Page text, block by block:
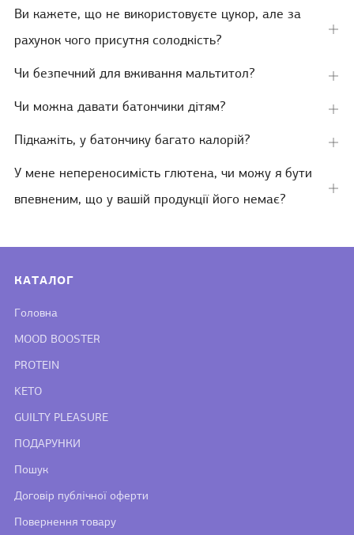
Ви кажете, що не використовуєте цукор, але за
рахунок чого присутня солодкість?
Чи безпечний для вживання мальтитол?
Чи можна давати батончики дітям?
Підкажіть, у батончику багато калорій?
У мене непереносимість глютена, чи можу я бути
впевненим, що у вашій продукції його немає?
КАТАЛОГ
Головна
MOOD BOOSTER
PROTEIN
KETO
GUILTY PLEASURE
ПОДАРУНКИ
Пошук
Договір публічної оферти
Повернення товару